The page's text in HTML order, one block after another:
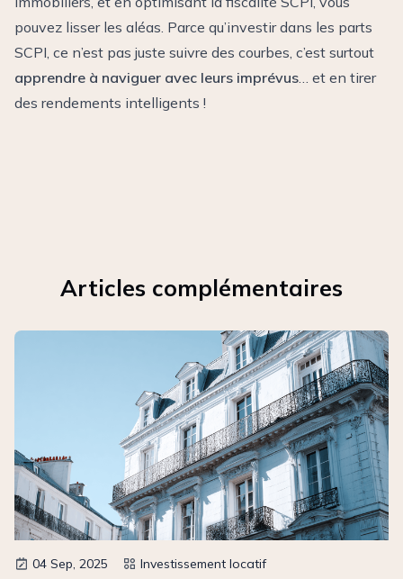
pouvez lisser les aléas. Parce qu’investir dans les parts
SCPI, ce n’est pas juste suivre des courbes, c’est surtout
apprendre à naviguer avec leurs imprévus… et en tirer
des rendements intelligents !
Articles complémentaires
04 Sep, 2025 Investissement locatif